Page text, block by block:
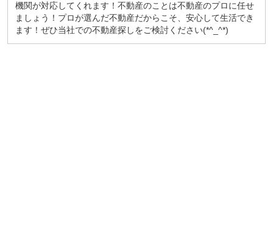
機関が対応してくれます！不動産のことは不動産のプロに任せ
ましょう！プロが選んだ不動産だからこそ、安心して生活でき
ます！ぜひ当社での不動産探しをご検討ください(*^_^*)